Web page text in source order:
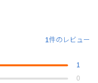
1件のレビュー
1
0